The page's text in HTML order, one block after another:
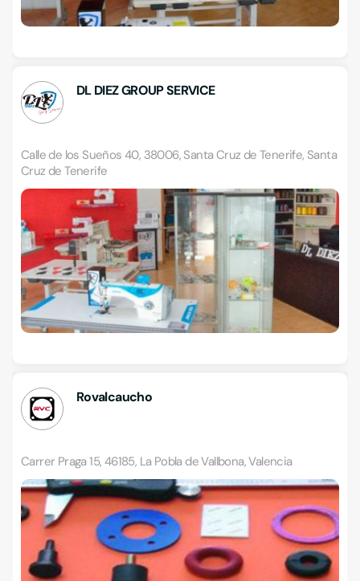
DL DIEZ GROUP SERVICE
Calle de los Sueños 40, 38006, Santa Cruz de Tenerife, Santa
Cruz de Tenerife
Rovalcaucho
Carrer Praga 15, 46185, La Pobla de Vallbona, Valencia